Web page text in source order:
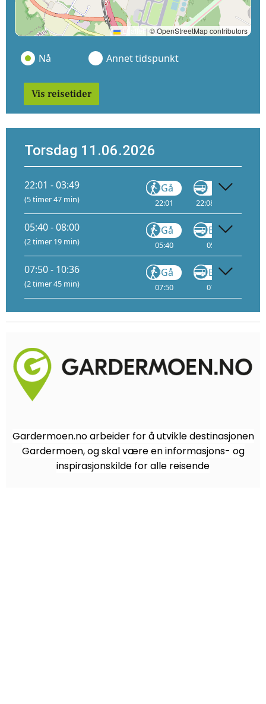
Leaflet | © OpenStreetMap contributors
Nå Annet tidspunkt
Vis reisetider
Torsdag 11.06.2026
22:01 - 03:49
(5 timer 47 min)
Gå
22:01 22:08
05:40 - 08:00
(2 timer 19 min)
Gå
05:40
Buss
05:47
07:50 - 10:36
(2 timer 45 min)
Gå
07:50
Buss
07:57
Gardermoen.no arbeider for å utvikle destinasjonen
Gardermoen, og skal være en informasjons- og
inspirasjonskilde for alle reisende